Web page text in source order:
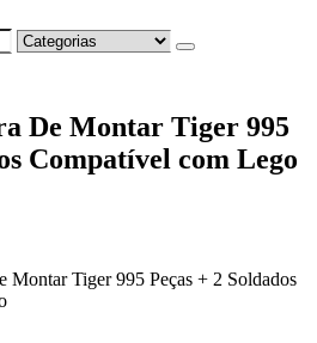
De Montar Tiger 995
Compatível com Lego
Montar Tiger 995 Peças + 2 Soldados